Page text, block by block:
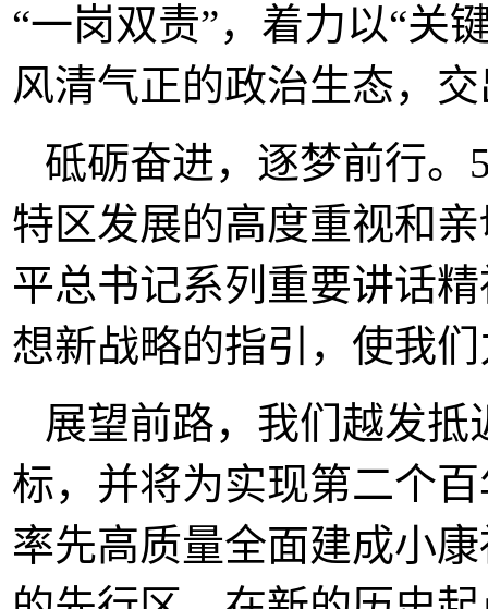
“一岗双责”，着力以“关
风清气正的政治生态，
砥砺奋进，逐梦前行
特区发展的高度重视和
平总书记系列重要讲话
想新战略的指引，使我
展望前路，我们越发抵
标，并将为实现第二个
率先高质量全面建成小